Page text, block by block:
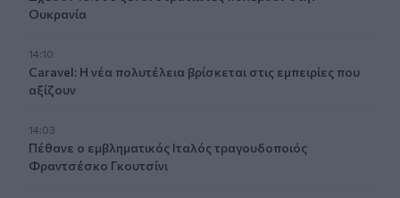
Ουκρανία
14:10
Caravel: Η νέα πολυτέλεια βρίσκεται στις εμπειρίες που
αξίζουν
14:03
Πέθανε ο εμβληματικός Ιταλός τραγουδοποιός
Φραντσέσκο Γκουτσίνι